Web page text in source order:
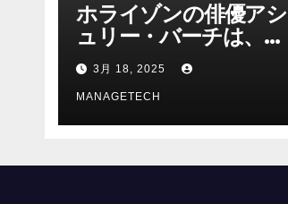
ホライゾンの俳優アシ
ュリー・バーチは、ソ
ニーのAIアロイのビデ
オを見て「ゲームパフ
ォーマンスという芸術
形式に不安を感じた」
3月 18, 2025
MANAGETECH